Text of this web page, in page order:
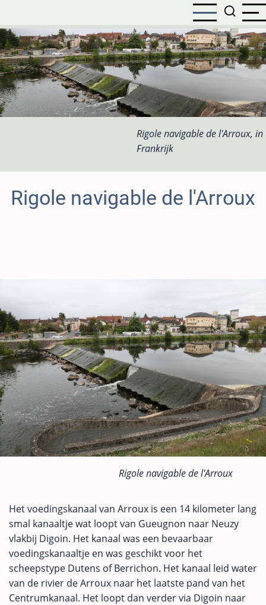
naar
de
inhoud
gaan
Rigole navigable de l'Arroux, in
Frankrijk
Rigole navigable de l'Arroux
Rigole navigable de l'Arroux
Het voedingskanaal van Arroux is een 14 kilometer lang
smal kanaaltje wat loopt van Gueugnon naar Neuzy
vlakbij Digoin. Het kanaal was een bevaarbaar
voedingskanaaltje en was geschikt voor het
scheepstype Dutens of Berrichon. Het kanaal leid water
van de rivier de Arroux naar het laatste pand van het
Centrumkanaal. Het loopt dan verder via Digoin naar